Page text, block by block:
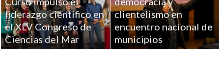
liderazgo científico en
el XLV Congreso de
Ciencias del Mar
clientelismo en
encuentro nacional de
municipios